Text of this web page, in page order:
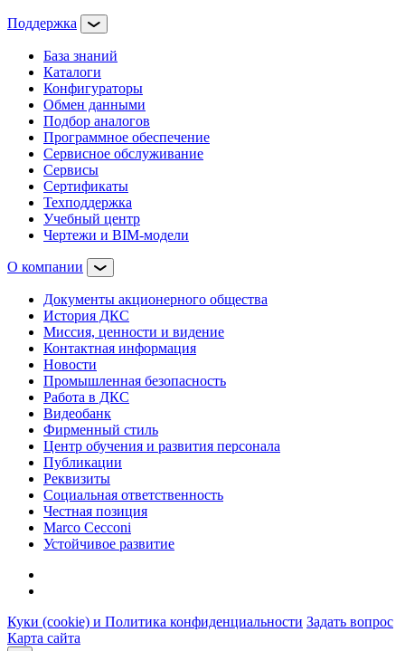
Поддержка
База знаний
Каталоги
Конфигураторы
Обмен данными
Подбор аналогов
Программное обеспечение
Сервисное обслуживание
Сервисы
Сертификаты
Техподдержка
Учебный центр
Чертежи и BIM-модели
О компании
Документы акционерного общества
История ДКС
Миссия, ценности и видение
Контактная информация
Новости
Промышленная безопасность
Работа в ДКС
Видеобанк
Фирменный стиль
Центр обучения и развития персонала
Публикации
Реквизиты
Социальная ответственность
Честная позиция
Marco Cecconi
Устойчивое развитие
Куки (cookie) и Политика конфиденциальности Задать вопрос
Карта сайта